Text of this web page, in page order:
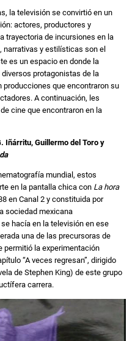
la televisión se convirtió en un
actores, productores y
trayectoria de incursiones en la
y estilísticas son el
es un espacio en donde la
protagonistas de la
que encontraron su
A continuación, les
cine que encontraron en la
Iñárritu, Guillermo del Toro y
mundial, estos
en la pantalla chica con La hora
en Canal 2 y constituida por
sociedad mexicana
hacía en la televisión en ese
una de las precursoras de
permitió la experimentación
“A veces regresan”, dirigido
de Stephen King) de este grupo
carrera.